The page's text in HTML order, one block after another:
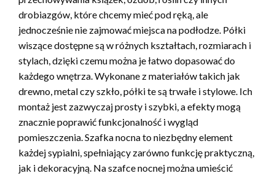
drobiazgów, które chcemy mieć pod ręką, ale
jednocześnie nie zajmować miejsca na podłodze. Półki
wiszące dostępne są w różnych kształtach, rozmiarach i
stylach, dzięki czemu można je łatwo dopasować do
każdego wnętrza. Wykonane z materiałów takich jak
drewno, metal czy szkło, półki te są trwałe i stylowe. Ich
montaż jest zazwyczaj prosty i szybki, a efekty mogą
znacznie poprawić funkcjonalność i wygląd
pomieszczenia. Szafka nocna to niezbędny element
każdej sypialni, spełniający zarówno funkcję praktyczną,
jak i dekoracyjną. Na szafce nocnej można umieścić